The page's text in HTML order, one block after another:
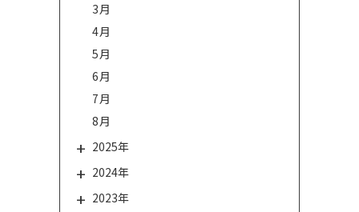
3月
4月
5月
6月
7月
8月
2025年
2024年
2023年